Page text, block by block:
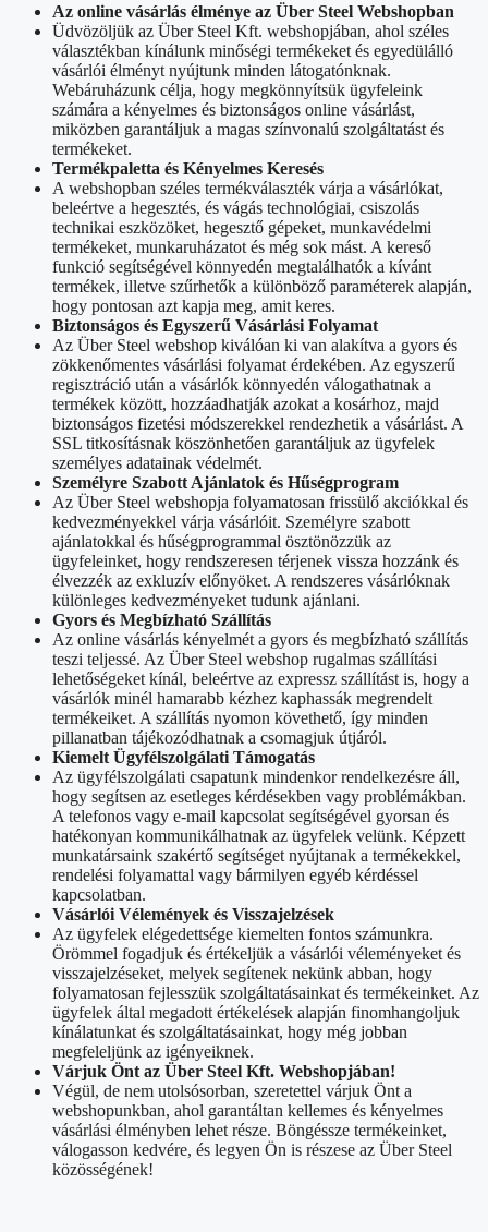
Az online vásárlás élménye az Über Steel Webshopban
Üdvözöljük az Über Steel Kft. webshopjában, ahol széles
választékban kínálunk minőségi termékeket és egyedülálló
vásárlói élményt nyújtunk minden látogatónknak.
Webáruházunk célja, hogy megkönnyítsük ügyfeleink
számára a kényelmes és biztonságos online vásárlást,
miközben garantáljuk a magas színvonalú szolgáltatást és
termékeket.
Termékpaletta és Kényelmes Keresés
A webshopban széles termékválaszték várja a vásárlókat,
beleértve a hegesztés, és vágás technológiai, csiszolás
technikai eszközöket, hegesztő gépeket, munkavédelmi
termékeket, munkaruházatot és még sok mást. A kereső
funkció segítségével könnyedén megtalálhatók a kívánt
termékek, illetve szűrhetők a különböző paraméterek alapján,
hogy pontosan azt kapja meg, amit keres.
Biztonságos és Egyszerű Vásárlási Folyamat
Az Über Steel webshop kiválóan ki van alakítva a gyors és
zökkenőmentes vásárlási folyamat érdekében. Az egyszerű
regisztráció után a vásárlók könnyedén válogathatnak a
termékek között, hozzáadhatják azokat a kosárhoz, majd
biztonságos fizetési módszerekkel rendezhetik a vásárlást. A
SSL titkosításnak köszönhetően garantáljuk az ügyfelek
személyes adatainak védelmét.
Személyre Szabott Ajánlatok és Hűségprogram
Az Über Steel webshopja folyamatosan frissülő akciókkal és
kedvezményekkel várja vásárlóit. Személyre szabott
ajánlatokkal és hűségprogrammal ösztönözzük az
ügyfeleinket, hogy rendszeresen térjenek vissza hozzánk és
élvezzék az exkluzív előnyöket. A rendszeres vásárlóknak
különleges kedvezményeket tudunk ajánlani.
Gyors és Megbízható Szállítás
Az online vásárlás kényelmét a gyors és megbízható szállítás
teszi teljessé. Az Über Steel webshop rugalmas szállítási
lehetőségeket kínál, beleértve az expressz szállítást is, hogy a
vásárlók minél hamarabb kézhez kaphassák megrendelt
termékeiket. A szállítás nyomon követhető, így minden
pillanatban tájékozódhatnak a csomagjuk útjáról.
Kiemelt Ügyfélszolgálati Támogatás
Az ügyfélszolgálati csapatunk mindenkor rendelkezésre áll,
hogy segítsen az esetleges kérdésekben vagy problémákban.
A telefonos vagy e-mail kapcsolat segítségével gyorsan és
hatékonyan kommunikálhatnak az ügyfelek velünk. Képzett
munkatársaink szakértő segítséget nyújtanak a termékekkel,
rendelési folyamattal vagy bármilyen egyéb kérdéssel
kapcsolatban.
Vásárlói Vélemények és Visszajelzések
Az ügyfelek elégedettsége kiemelten fontos számunkra.
Örömmel fogadjuk és értékeljük a vásárlói véleményeket és
visszajelzéseket, melyek segítenek nekünk abban, hogy
folyamatosan fejlesszük szolgáltatásainkat és termékeinket. Az
ügyfelek által megadott értékelések alapján finomhangoljuk
kínálatunkat és szolgáltatásainkat, hogy még jobban
megfeleljünk az igényeiknek.
Várjuk Önt az Über Steel Kft. Webshopjában!
Végül, de nem utolsósorban, szeretettel várjuk Önt a
webshopunkban, ahol garantáltan kellemes és kényelmes
vásárlási élményben lehet része. Böngéssze termékeinket,
válogasson kedvére, és legyen Ön is részese az Über Steel
közösségének!